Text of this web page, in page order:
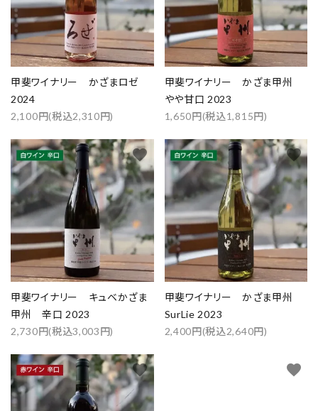
甲斐ワイナリー かざまロゼ
2024
2,100円(税込2,310円)
甲斐ワイナリー かざま甲州
やや甘口 2023
1,650円(税込1,815円)
甲斐ワイナリー キュベかざま
甲州 辛口 2023
2,730円(税込3,003円)
favorite
甲斐ワイナリー かざま甲州
SurLie 2023
2,400円(税込2,640円)
favorite
favorite favorite